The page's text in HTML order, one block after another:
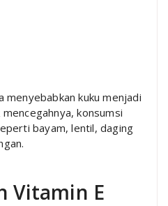
menyebabkan kuku menjadi
konsumsi
bayam, lentil, daging
Vitamin E